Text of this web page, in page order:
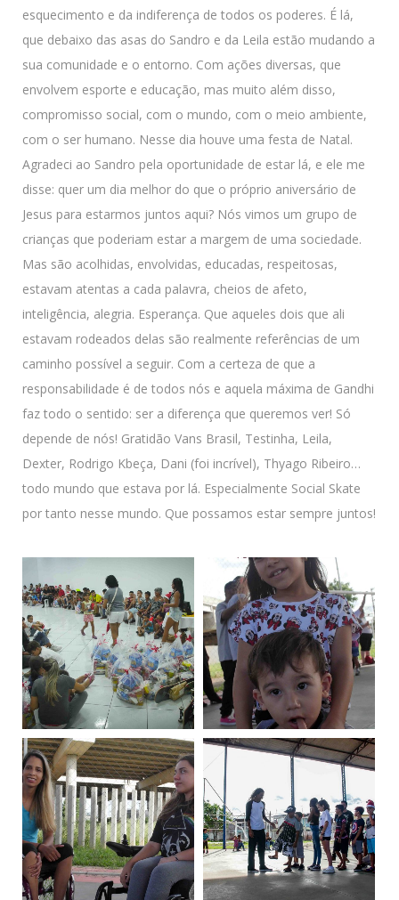
esquecimento e da indiferença de todos os poderes. É lá,
que debaixo das asas do Sandro e da Leila estão mudando a
sua comunidade e o entorno. Com ações diversas, que
envolvem esporte e educação, mas muito além disso,
compromisso social, com o mundo, com o meio ambiente,
com o ser humano. Nesse dia houve uma festa de Natal.
Agradeci ao Sandro pela oportunidade de estar lá, e ele me
disse: quer um dia melhor do que o próprio aniversário de
Jesus para estarmos juntos aqui? Nós vimos um grupo de
crianças que poderiam estar a margem de uma sociedade.
Mas são acolhidas, envolvidas, educadas, respeitosas,
estavam atentas a cada palavra, cheios de afeto,
inteligência, alegria. Esperança. Que aqueles dois que ali
estavam rodeados delas são realmente referências de um
caminho possível a seguir. Com a certeza de que a
responsabilidade é de todos nós e aquela máxima de Gandhi
faz todo o sentido: ser a diferença que queremos ver! Só
depende de nós! Gratidão Vans Brasil, Testinha, Leila,
Dexter, Rodrigo Kbeça, Dani (foi incrível), Thyago Ribeiro…
todo mundo que estava por lá. Especialmente Social Skate
por tanto nesse mundo. Que possamos estar sempre juntos!